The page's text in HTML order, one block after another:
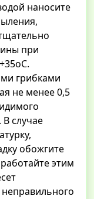
наносите
при
грибками
не менее 0,5
случае
обожгите
этим
неправильного